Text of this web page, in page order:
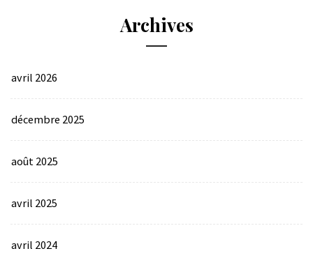
Archives
avril 2026
décembre 2025
août 2025
avril 2025
avril 2024